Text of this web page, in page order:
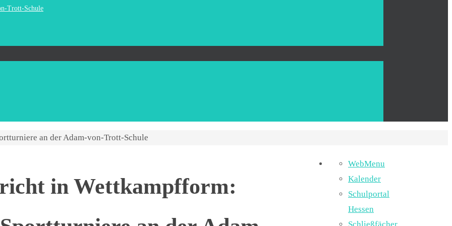
Trott-Schule
an der Adam-von-Trott-Schule
in Wettkampfform:
WebMenu
Kalender
Schulportal
Hessen